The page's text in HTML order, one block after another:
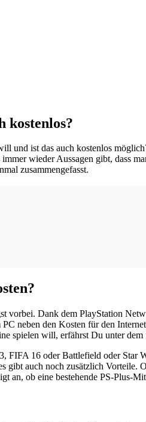
kostenlos?
und ist das auch kostenlos
wieder Aussagen gibt, dass
zusammengefasst.
vorbei. Dank dem PlayStation
neben den Kosten für den
spielen will, erfährst Du unter dem
16 oder Battlefield oder Star
gibt auch noch zusätzlich
an, ob eine bestehende PS-Plus-